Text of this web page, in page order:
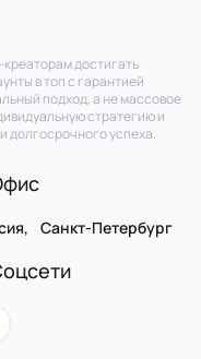
достигать
в топ с гарантией
подход, а не массовое
стратегию и
долгосрочного успеха.
Санкт-Петербург